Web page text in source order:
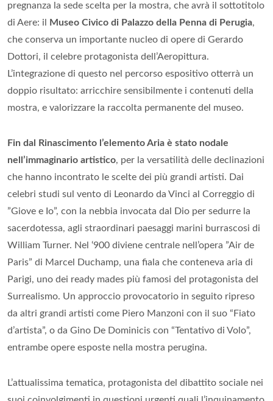
pregnanza la sede scelta per la mostra, che avrà il sottotitolo
di Aere: il
Museo Civico di Palazzo della Penna di Perugia,
che conserva un importante nucleo di opere di Gerardo
Dottori, il celebre protagonista dell’Aeropittura.
L’integrazione di questo nel percorso espositivo otterrà un
doppio risultato: arricchire sensibilmente i contenuti della
mostra, e valorizzare la raccolta permanente del museo.
Fin dal Rinascimento l’elemento Aria è stato nodale
nell’immaginario artistico, per la versatilità delle declinazioni
che hanno incontrato le scelte dei più grandi artisti. Dai
celebri studi sul vento di Leonardo da Vinci al Correggio di
”Giove e Io”, con la nebbia invocata dal Dio per sedurre la
sacerdotessa, agli straordinari paesaggi marini burrascosi di
William Turner. Nel ‘900 diviene centrale nell’opera ”Air de
Paris” di Marcel Duchamp, una fiala che conteneva aria di
Parigi, uno dei ready mades più famosi del protagonista del
Surrealismo. Un approccio provocatorio in seguito ripreso
da altri grandi artisti come Piero Manzoni con il suo “Fiato
d’artista”, o da Gino De Dominicis con “Tentativo di Volo”,
entrambe opere esposte nella mostra perugina.
L’attualissima tematica, protagonista del dibattito sociale nei